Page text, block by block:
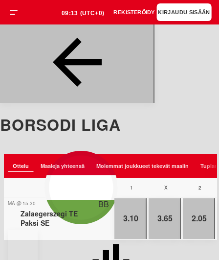
BORSODI LIGA
Ottelu Maaleja yhteensä Molemmat joukkueet tekevät maalin
Jalkapallo Unkari/
1 X 2
MA @ 15.30 BB
Zalaegerszegi TE
Paksi SE
3.10 3.65 2.05
09:13 (UTC+0) REKISTERÖIDY KIRJAUDU SISÄÄN